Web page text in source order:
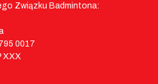
Związku Badmintona:
0017
XXX